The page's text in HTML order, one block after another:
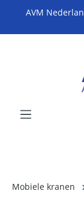
AVM
Mobiele kranen